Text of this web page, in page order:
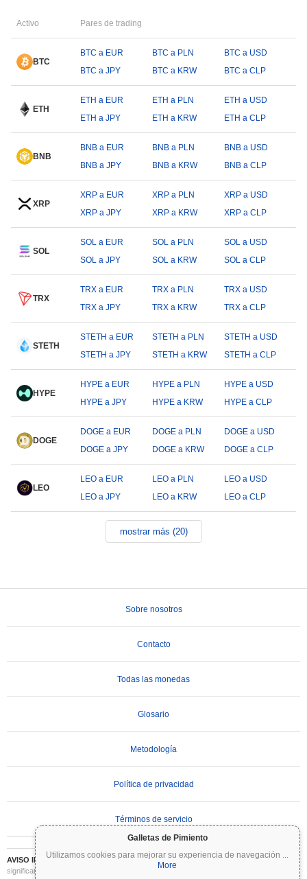
Galletas de Pimiento
Utilizamos cookies para mejorar su experiencia de navegación ...
More
Activo Pares de trading
BTC
BTC a EUR BTC a PLN
BTC a USD
BTC a JPY
BTC a KRW BTC a CLP
ETH
ETH a EUR ETH a PLN
ETH a USD
ETH a JPY
ETH a KRW ETH a CLP
BNB
BNB a EUR BNB a PLN
BNB a USD
BNB a JPY
BNB a KRW BNB a CLP
XRP
XRP a EUR XRP a PLN
XRP a USD
XRP a JPY
XRP a KRW XRP a CLP
SOL
SOL a EUR SOL a PLN
SOL a USD
SOL a JPY
SOL a KRW SOL a CLP
TRX
TRX a EUR TRX a PLN
TRX a USD
TRX a JPY
TRX a KRW TRX a CLP
STETH
STETH a EUR STETH a PLN
STETH a USD
STETH a JPY
STETH a KRW STETH a CLP
HYPE
HYPE a EUR HYPE a PLN
HYPE a USD
HYPE a JPY
HYPE a KRW HYPE a CLP
DOGE
DOGE a EUR DOGE a PLN
DOGE a USD
DOGE a JPY
DOGE a KRW DOGE a CLP
LEO
LEO a EUR LEO a PLN
LEO a USD
LEO a JPY
LEO a KRW LEO a CLP
mostrar más (20)
Sobre nosotros
Contacto
Todas las monedas
Glosario
Metodología
Política de privacidad
Términos de servicio
AVISO IMPORTANTE:Las criptomonedas son altamente volátiles e implican un riesgo
significativo. Puede perder parte o la totalidad de su inversión. Toda la información en